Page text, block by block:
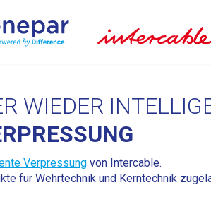
UND
WIEDER
Verpressung von Intercable.
für Wehrtechnik und Kerntechnik